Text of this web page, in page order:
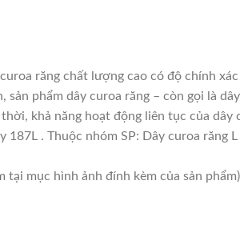
răng chất lượng cao có độ chính
phẩm dây curoa răng – còn gọi là
khả năng hoạt động liên tục của dây
. Thuộc nhóm SP: Dây curoa răng L
tại mục hình ảnh đính kèm của sản